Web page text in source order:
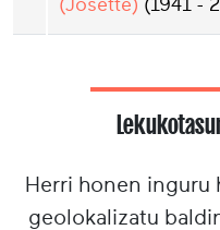
Herri honen inguru
geolokalizatu